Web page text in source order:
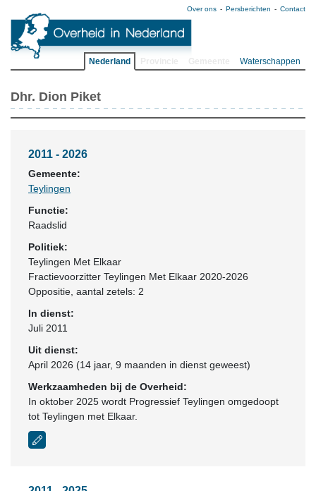
Over ons Persberichten Contact
Nederland Waterschappen
Dhr. Dion Piket
2011 - 2026
Gemeente:
Teylingen
Functie:
Raadslid
Politiek:
Teylingen Met Elkaar
Fractievoorzitter Teylingen Met Elkaar 2020-2026
Oppositie , aantal zetels: 2
In dienst:
Juli 2011
Uit dienst:
April 2026 (14 jaar, 9 maanden in dienst geweest)
Werkzaamheden bij de Overheid:
In oktober 2025 wordt Progressief Teylingen omgedoopt
tot Teylingen met Elkaar.